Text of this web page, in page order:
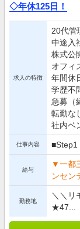
◇年休125日！
求人の特徴
20代管
中途入
株式公
オフィ
年間休
学歴不
急募（
転勤な
社内ベ
仕事内容 ■Step1
給与
▼一都
ンセン
勤務地
＼＼リ
★47...